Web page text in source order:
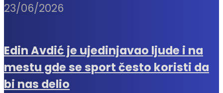
23/06/2026
Edin Avdić je ujedinjavao ljude i na
mestu gde se sport često koristi da
bi nas delio